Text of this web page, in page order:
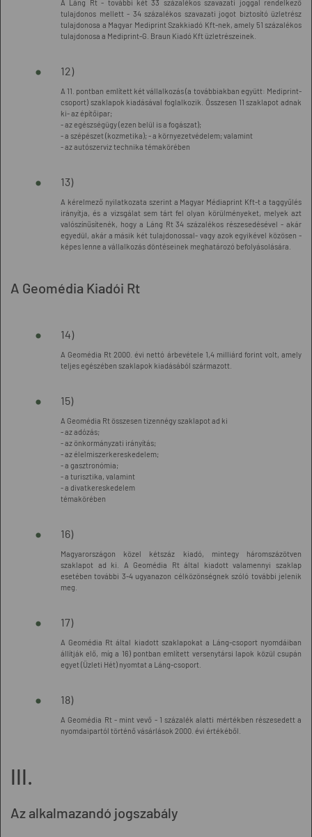
A Láng Rt - további két 33 százalékos szavazati joggal rendelkező
tulajdonos mellett - 34 százalékos szavazati jogot biztosító üzletrész
tulajdonosa a Magyar Mediprint Szakkiadó Kft-nek, amely 51 százalékos
tulajdonosa a Mediprint-G. Braun Kiadó Kft üzletrészeinek.
12)
A 11. pontban említett két vállalkozás (a továbbiakban együtt: Mediprint-
csoport) szaklapok kiadásával foglalkozik. Összesen 11 szaklapot adnak
ki- az építőipar;
- az egészségügy (ezen belül is a fogászat);
- a szépészet (kozmetika); - a környezetvédelem; valamint
- az autószerviz technika témakörében
13)
A kérelmező nyilatkozata szerint a Magyar Médiaprint Kft-t a taggyűlés
irányítja, és a vizsgálat sem tárt fel olyan körülményeket, melyek azt
valószínűsítenék, hogy a Láng Rt 34 százalékos részesedésével - akár
egyedül, akár a másik két tulajdonossal- vagy azok egyikével közösen -
képes lenne a vállalkozás döntéseinek meghatározó befolyásolására.
A Geomédia Kiadói Rt
14)
A Geomédia Rt 2000. évi nettó árbevétele 1,4 milliárd forint volt, amely
teljes egészében szaklapok kiadásából származott.
15)
A Geomédia Rt összesen tizennégy szaklapot ad ki
- az adózás;
- az önkormányzati irányítás;
- az élelmiszerkereskedelem;
- a gasztronómia;
- a turisztika, valamint
- a divatkereskedelem
témakörében
16)
Magyarországon közel kétszáz kiadó, mintegy háromszázötven
szaklapot ad ki. A Geomédia Rt által kiadott valamennyi szaklap
esetében további 3-4 ugyanazon célközönségnek szóló további jelenik
meg.
17)
A Geomédia Rt által kiadott szaklapokat a Láng-csoport nyomdáiban
állítják elő, míg a 16) pontban említett versenytársi lapok közül csupán
egyet (Üzleti Hét) nyomtat a Láng-csoport.
18)
A Geomédia Rt - mint vevő - 1 százalék alatti mértékben részesedett a
nyomdaipartól történő vásárlások 2000. évi értékéből.
III.
Az alkalmazandó jogszabály